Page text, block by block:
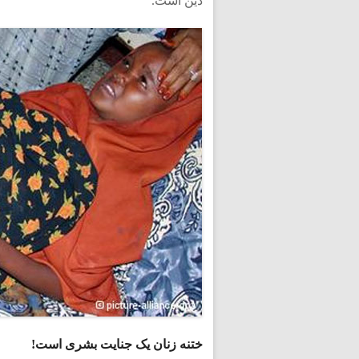
ختنه زنان یک جنایت بشری است!